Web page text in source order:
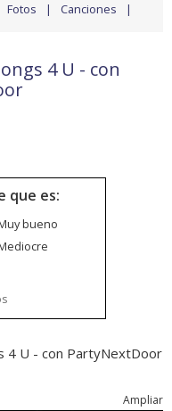
Fotos Canciones
4 U - con
que es:
bueno
4 U - con PartyNextDoor
Ampliar